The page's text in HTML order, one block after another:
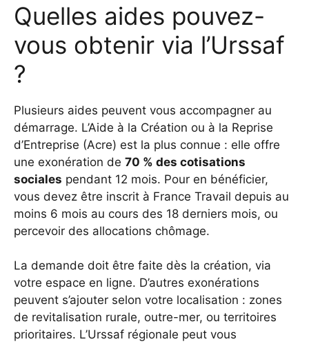
Quelles aides pouvez-
vous obtenir via l’Urssaf
?
Plusieurs aides peuvent vous accompagner au
démarrage. L’Aide à la Création ou à la Reprise
d’Entreprise (Acre) est la plus connue : elle offre
une exonération de 70 % des cotisations
sociales pendant 12 mois. Pour en bénéficier,
vous devez être inscrit à France Travail depuis au
moins 6 mois au cours des 18 derniers mois, ou
percevoir des allocations chômage.
La demande doit être faite dès la création, via
votre espace en ligne. D’autres exonérations
peuvent s’ajouter selon votre localisation : zones
de revitalisation rurale, outre-mer, ou territoires
prioritaires. L’Urssaf régionale peut vous